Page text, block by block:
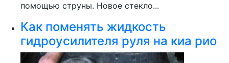
помощью струны. Новое стекло...
Как поменять жидкость
гидроусилителя руля на киа рио